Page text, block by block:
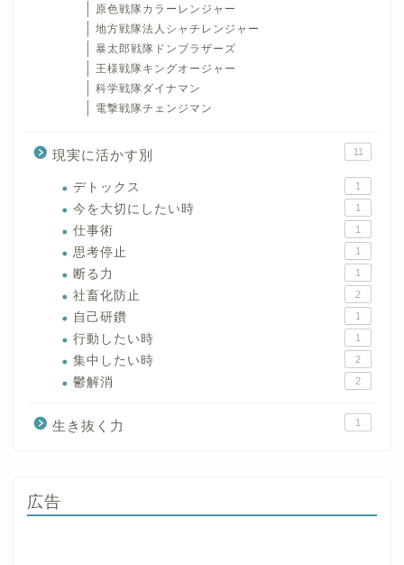
原色戦隊カラーレンジャー
地方戦隊法人シャチレンジャー
暴太郎戦隊ドンブラザーズ
王様戦隊キングオージャー
科学戦隊ダイナマン
電撃戦隊チェンジマン
現実に活かす別 11
デトックス 1
今を大切にしたい時 1
仕事術 1
思考停止 1
断る力 1
社畜化防止 2
自己研鑽 1
行動したい時 1
集中したい時 2
鬱解消 2
生き抜く力 1
広告